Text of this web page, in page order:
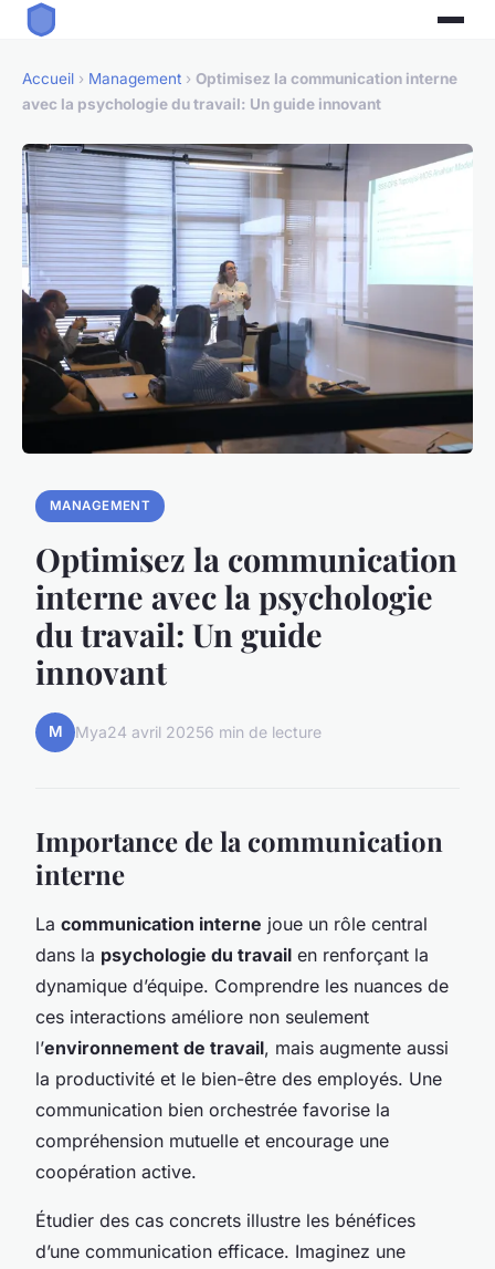
Accueil › Management › Optimisez la communication interne
avec la psychologie du travail: Un guide innovant
MANAGEMENT
Optimisez la communication
interne avec la psychologie
du travail: Un guide
innovant
M Mya24 avril 20256 min de lecture
Importance de la communication
interne
La communication interne joue un rôle central
dans la psychologie du travail en renforçant la
dynamique d’équipe. Comprendre les nuances de
ces interactions améliore non seulement
l’environnement de travail, mais augmente aussi
la productivité et le bien-être des employés. Une
communication bien orchestrée favorise la
compréhension mutuelle et encourage une
coopération active.
Étudier des cas concrets illustre les bénéfices
d’une communication efficace. Imaginez une